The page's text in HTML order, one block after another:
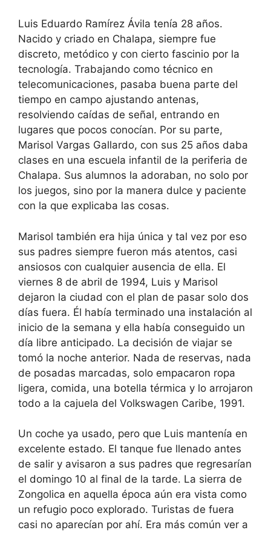
Luis Eduardo Ramírez Ávila tenía 28 años.
Nacido y criado en Chalapa, siempre fue
discreto, metódico y con cierto fascinio por la
tecnología. Trabajando como técnico en
telecomunicaciones, pasaba buena parte del
tiempo en campo ajustando antenas,
resolviendo caídas de señal, entrando en
lugares que pocos conocían. Por su parte,
Marisol Vargas Gallardo, con sus 25 años daba
clases en una escuela infantil de la periferia de
Chalapa. Sus alumnos la adoraban, no solo por
los juegos, sino por la manera dulce y paciente
con la que explicaba las cosas.
Marisol también era hija única y tal vez por eso
sus padres siempre fueron más atentos, casi
ansiosos con cualquier ausencia de ella. El
viernes 8 de abril de 1994, Luis y Marisol
dejaron la ciudad con el plan de pasar solo dos
días fuera. Él había terminado una instalación al
inicio de la semana y ella había conseguido un
día libre anticipado. La decisión de viajar se
tomó la noche anterior. Nada de reservas, nada
de posadas marcadas, solo empacaron ropa
ligera, comida, una botella térmica y lo arrojaron
todo a la cajuela del Volkswagen Caribe, 1991.
Un coche ya usado, pero que Luis mantenía en
excelente estado. El tanque fue llenado antes
de salir y avisaron a sus padres que regresarían
el domingo 10 al final de la tarde. La sierra de
Zongolica en aquella época aún era vista como
un refugio poco explorado. Turistas de fuera
casi no aparecían por ahí. Era más común ver a